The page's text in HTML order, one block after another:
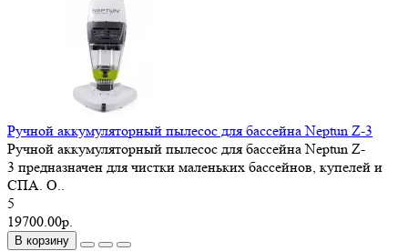
Ручной аккумуляторный пылесос для бассейна Neptun Z-3
Ручной аккумуляторный пылесос для бассейна Neptun Z-
3 предназначен для чистки маленьких бассейнов, купелей и
СПА. О..
5
19700.00р.
В корзину